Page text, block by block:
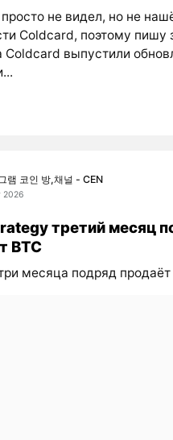
не видел, но не
Coldcard, поэтому пишу
Coldcard выпустили
램 코인 방,채널 - CEN
2026
третий месяц
BTC
месяца подряд продаёт